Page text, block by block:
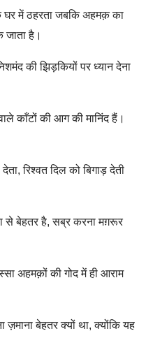
घर में ठहरता जबकि अहमक़ का
जाता है।
की झिड़कियों पर ध्यान देना
काँटों की आग की मानिंद हैं।
रिश्वत दिल को बिगाड़ देती
से बेहतर है, सब्र करना मग़रूर
अहमक़ों की गोद में ही आराम
बेहतर क्यों था, क्योंकि यह